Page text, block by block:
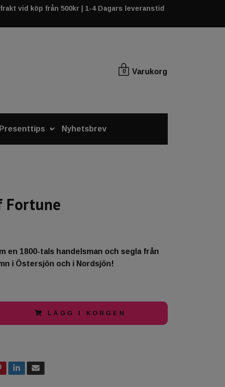
vid köp från 500kr | 1-4 Dagars leveranstid
0 Varukorg
Presenttips Nyhetsbrev
Fortune
en 1800-tals handelsman och segla från
i Östersjön och i Nordsjön!
LÄGG I KORGEN